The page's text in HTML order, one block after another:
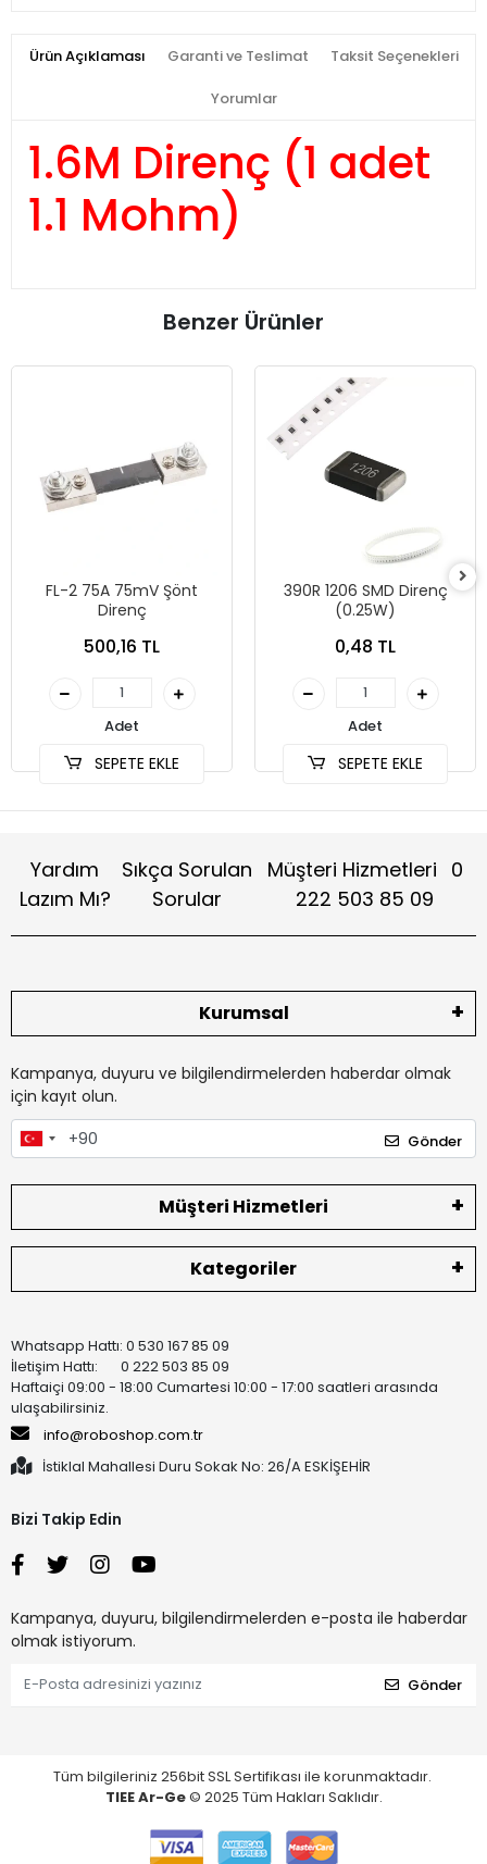
Ürün Açıklaması Garanti ve Teslimat Taksit Seçenekleri
Yorumlar
1.6M Direnç (1 adet
1.1 Mohm)
Benzer Ürünler
FL-2 75A 75mV Şönt
Direnç
500,16 TL
Adet
SEPETE EKLE
390R 1206 SMD Direnç
(0.25W)
0,48 TL
Adet
SEPETE EKLE
Yardım
Lazım Mı?
Sıkça Sorulan
Sorular
Müşteri Hizmetleri 0
222 503 85 09
Kurumsal
Kampanya, duyuru ve bilgilendirmelerden haberdar olmak
için kayıt olun.
Gönder
Müşteri Hizmetleri
Kategoriler
Whatsapp Hattı: 0 530 167 85 09
İletişim Hattı: 0 222 503 85 09
Haftaiçi 09:00 - 18:00 Cumartesi 10:00 - 17:00 saatleri arasında
ulaşabilirsiniz.
info@roboshop.com.tr
İstiklal Mahallesi Duru Sokak No: 26/A ESKİŞEHİR
Bizi Takip Edin
Kampanya, duyuru, bilgilendirmelerden e-posta ile haberdar
olmak istiyorum.
Gönder
Tüm bilgileriniz 256bit SSL Sertifikası ile korunmaktadır.
TIEE Ar-Ge© 2025 Tüm Hakları Saklıdır.